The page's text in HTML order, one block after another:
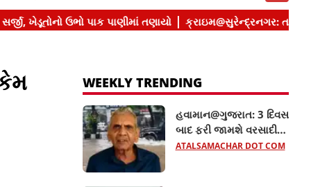
WEEKLY TRENDING
હવામાન@ગુજરાત: 3 દિવસ
બાદ ફરી જામશે વરસાદી
માહોલ, અંબાલાલ પટેલની
ATALSAMACHAR DOT COM